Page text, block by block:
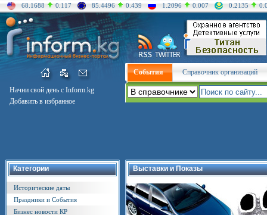
68.1688 0.117 85.4496 0.439 1.2096 0.007 0.2135
Начни свой день с Inform.kg
Добавить в избранное
События Справочник организаций
Категории
Исторические даты
Праздники и События
Бизнес новости КР
Выставки и Показы